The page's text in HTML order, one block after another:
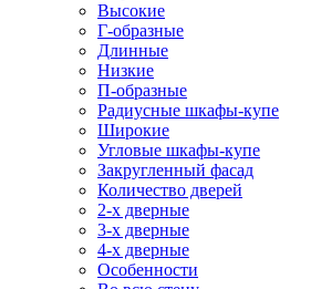
Высокие
Г-образные
Длинные
Низкие
П-образные
Радиусные шкафы-купе
Широкие
Угловые шкафы-купе
Закругленный фасад
Количество дверей
2-х дверные
3-х дверные
4-х дверные
Особенности